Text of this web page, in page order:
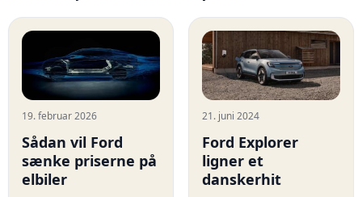
19. februar 2026
Sådan vil Ford
sænke priserne på
elbiler
21. juni 2024
Ford Explorer
ligner et
danskerhit